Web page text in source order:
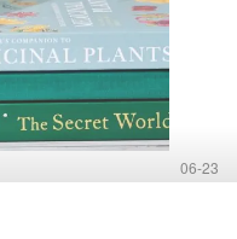
06-23